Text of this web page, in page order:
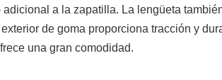
a la zapatilla. La lengüeta
de goma proporciona tracción y
una gran comodidad.